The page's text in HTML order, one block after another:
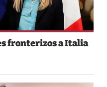
fronterizos a Italia